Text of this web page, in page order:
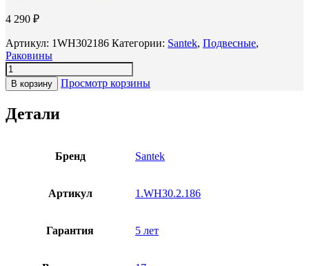
4 290 ₽
Артикул: 1WH302186 Категории: Santek, Подвесные,
Раковины
В корзину Просмотр корзины
Детали
Бренд Santek
Артикул 1.WH30.2.186
Гарантия 5 лет